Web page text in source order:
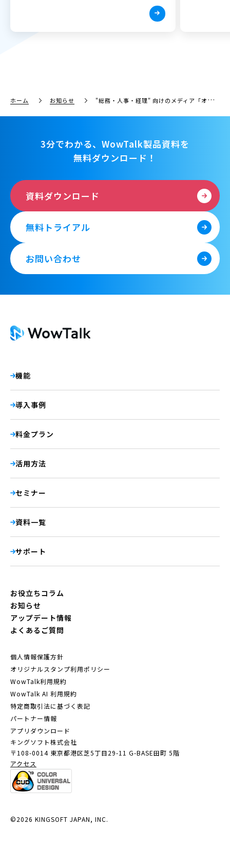
ホーム お知らせ "総務・人事・経理" 向けのメディア「オフィスのミカタ」でインタビュー記事公開｜メディア情報
3分でわかる、WowTalk製品資料を
無料ダウンロード！
資料ダウンロード
無料トライアル
お問い合わせ
機能
導入事例
料金プラン
活用方法
セミナー
資料一覧
サポート
お役立ちコラム
お知らせ
アップデート情報
よくあるご質問
個人情報保護方針
オリジナルスタンプ利用ポリシー
WowTalk利用規約
WowTalk AI 利用規約
特定商取引法に基づく表記
パートナー情報
アプリダウンロード
キングソフト株式会社
〒108-0014 東京都港区芝5丁目29-11 G-BASE田町 5階
アクセス
©2026 KINGSOFT JAPAN, INC.